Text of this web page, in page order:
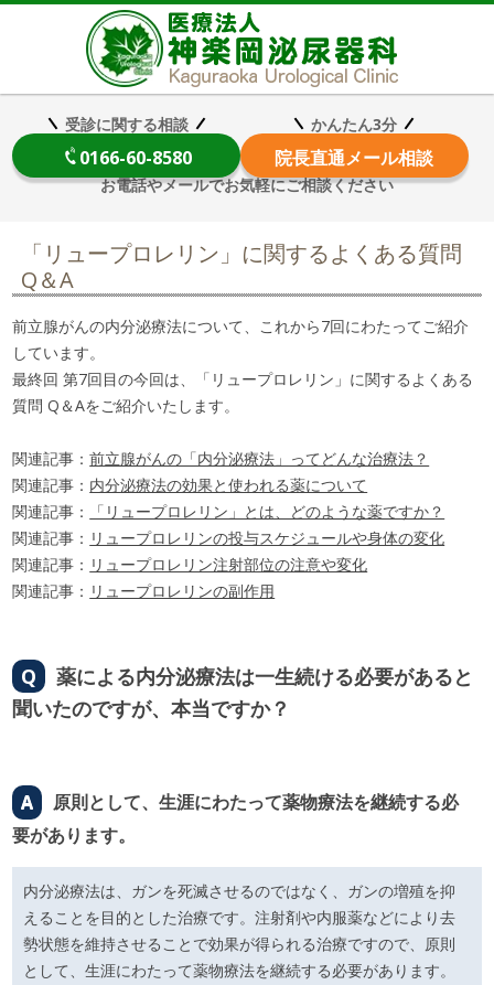
受診に関する相談
0166-60-8580
かんたん3分
院長直通メール相談
お電話やメールでお気軽にご相談ください
「リュープロレリン」に関するよくある質問
Q＆A
前立腺がんの内分泌療法について、これから7回にわたってご紹介
しています。
最終回 第7回目の今回は、「リュープロレリン」に関するよくある
質問 Q＆Aをご紹介いたします。
関連記事：前立腺がんの「内分泌療法」ってどんな治療法？
関連記事： 内分泌療法の効果と使われる薬について
関連記事：
「リュープロレリン」とは、どのような薬ですか？
関連記事： リュープロレリンの投与スケジュールや身体の変化
関連記事： リュープロレリン注射部位の注意や変化
関連記事： リュープロレリンの副作用
Q
薬による内分泌療法は一生続ける必要があると
聞いたのですが、本当ですか？
A
原則として、生涯にわたって薬物療法を継続する必
要があります。
内分泌療法は、ガンを死滅させるのではなく、ガンの増殖を抑
えることを目的とした治療です。注射剤や内服薬などにより去
勢状態を維持させることで効果が得られる治療ですので、原則
として、生涯にわたって薬物療法を継続する必要があります。